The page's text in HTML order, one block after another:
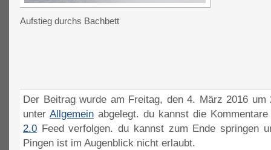
Aufstieg durchs Bachbett
Der Beitrag wurde am Freitag, den 4. März 2016
unter Allgemein abgelegt. du kannst die
2.0 Feed verfolgen. du kannst zum Ende springen
Pingen ist im Augenblick nicht erlaubt.